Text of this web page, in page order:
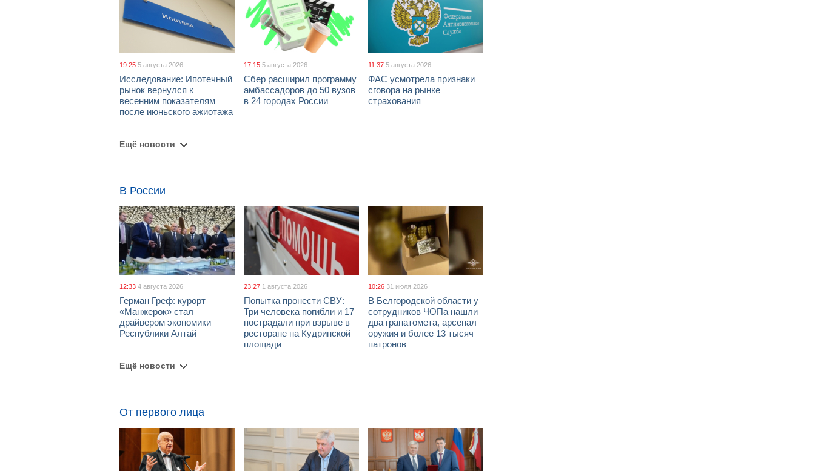
19:25 5 августа 2026
Исследование: Ипотечный
рынок вернулся к
весенним показателям
после июньского ажиотажа
17:15 5 августа 2026
Сбер расширил программу
амбассадоров до 50 вузов
в 24 городах России
11:37 5 августа 2026
ФАС усмотрела признаки
сговора на рынке
страхования
Ещё новости
В России
12:33 4 августа 2026
Герман Греф: курорт
«Манжерок» стал
драйвером экономики
Республики Алтай
23:27 1 августа 2026
Попытка пронести СВУ:
Три человека погибли и 17
пострадали при взрыве в
ресторане на Кудринской
площади
10:26 31 июля 2026
В Белгородской области у
сотрудников ЧОПа нашли
два гранатомета, арсенал
оружия и более 13 тысяч
патронов
Ещё новости
От первого лица